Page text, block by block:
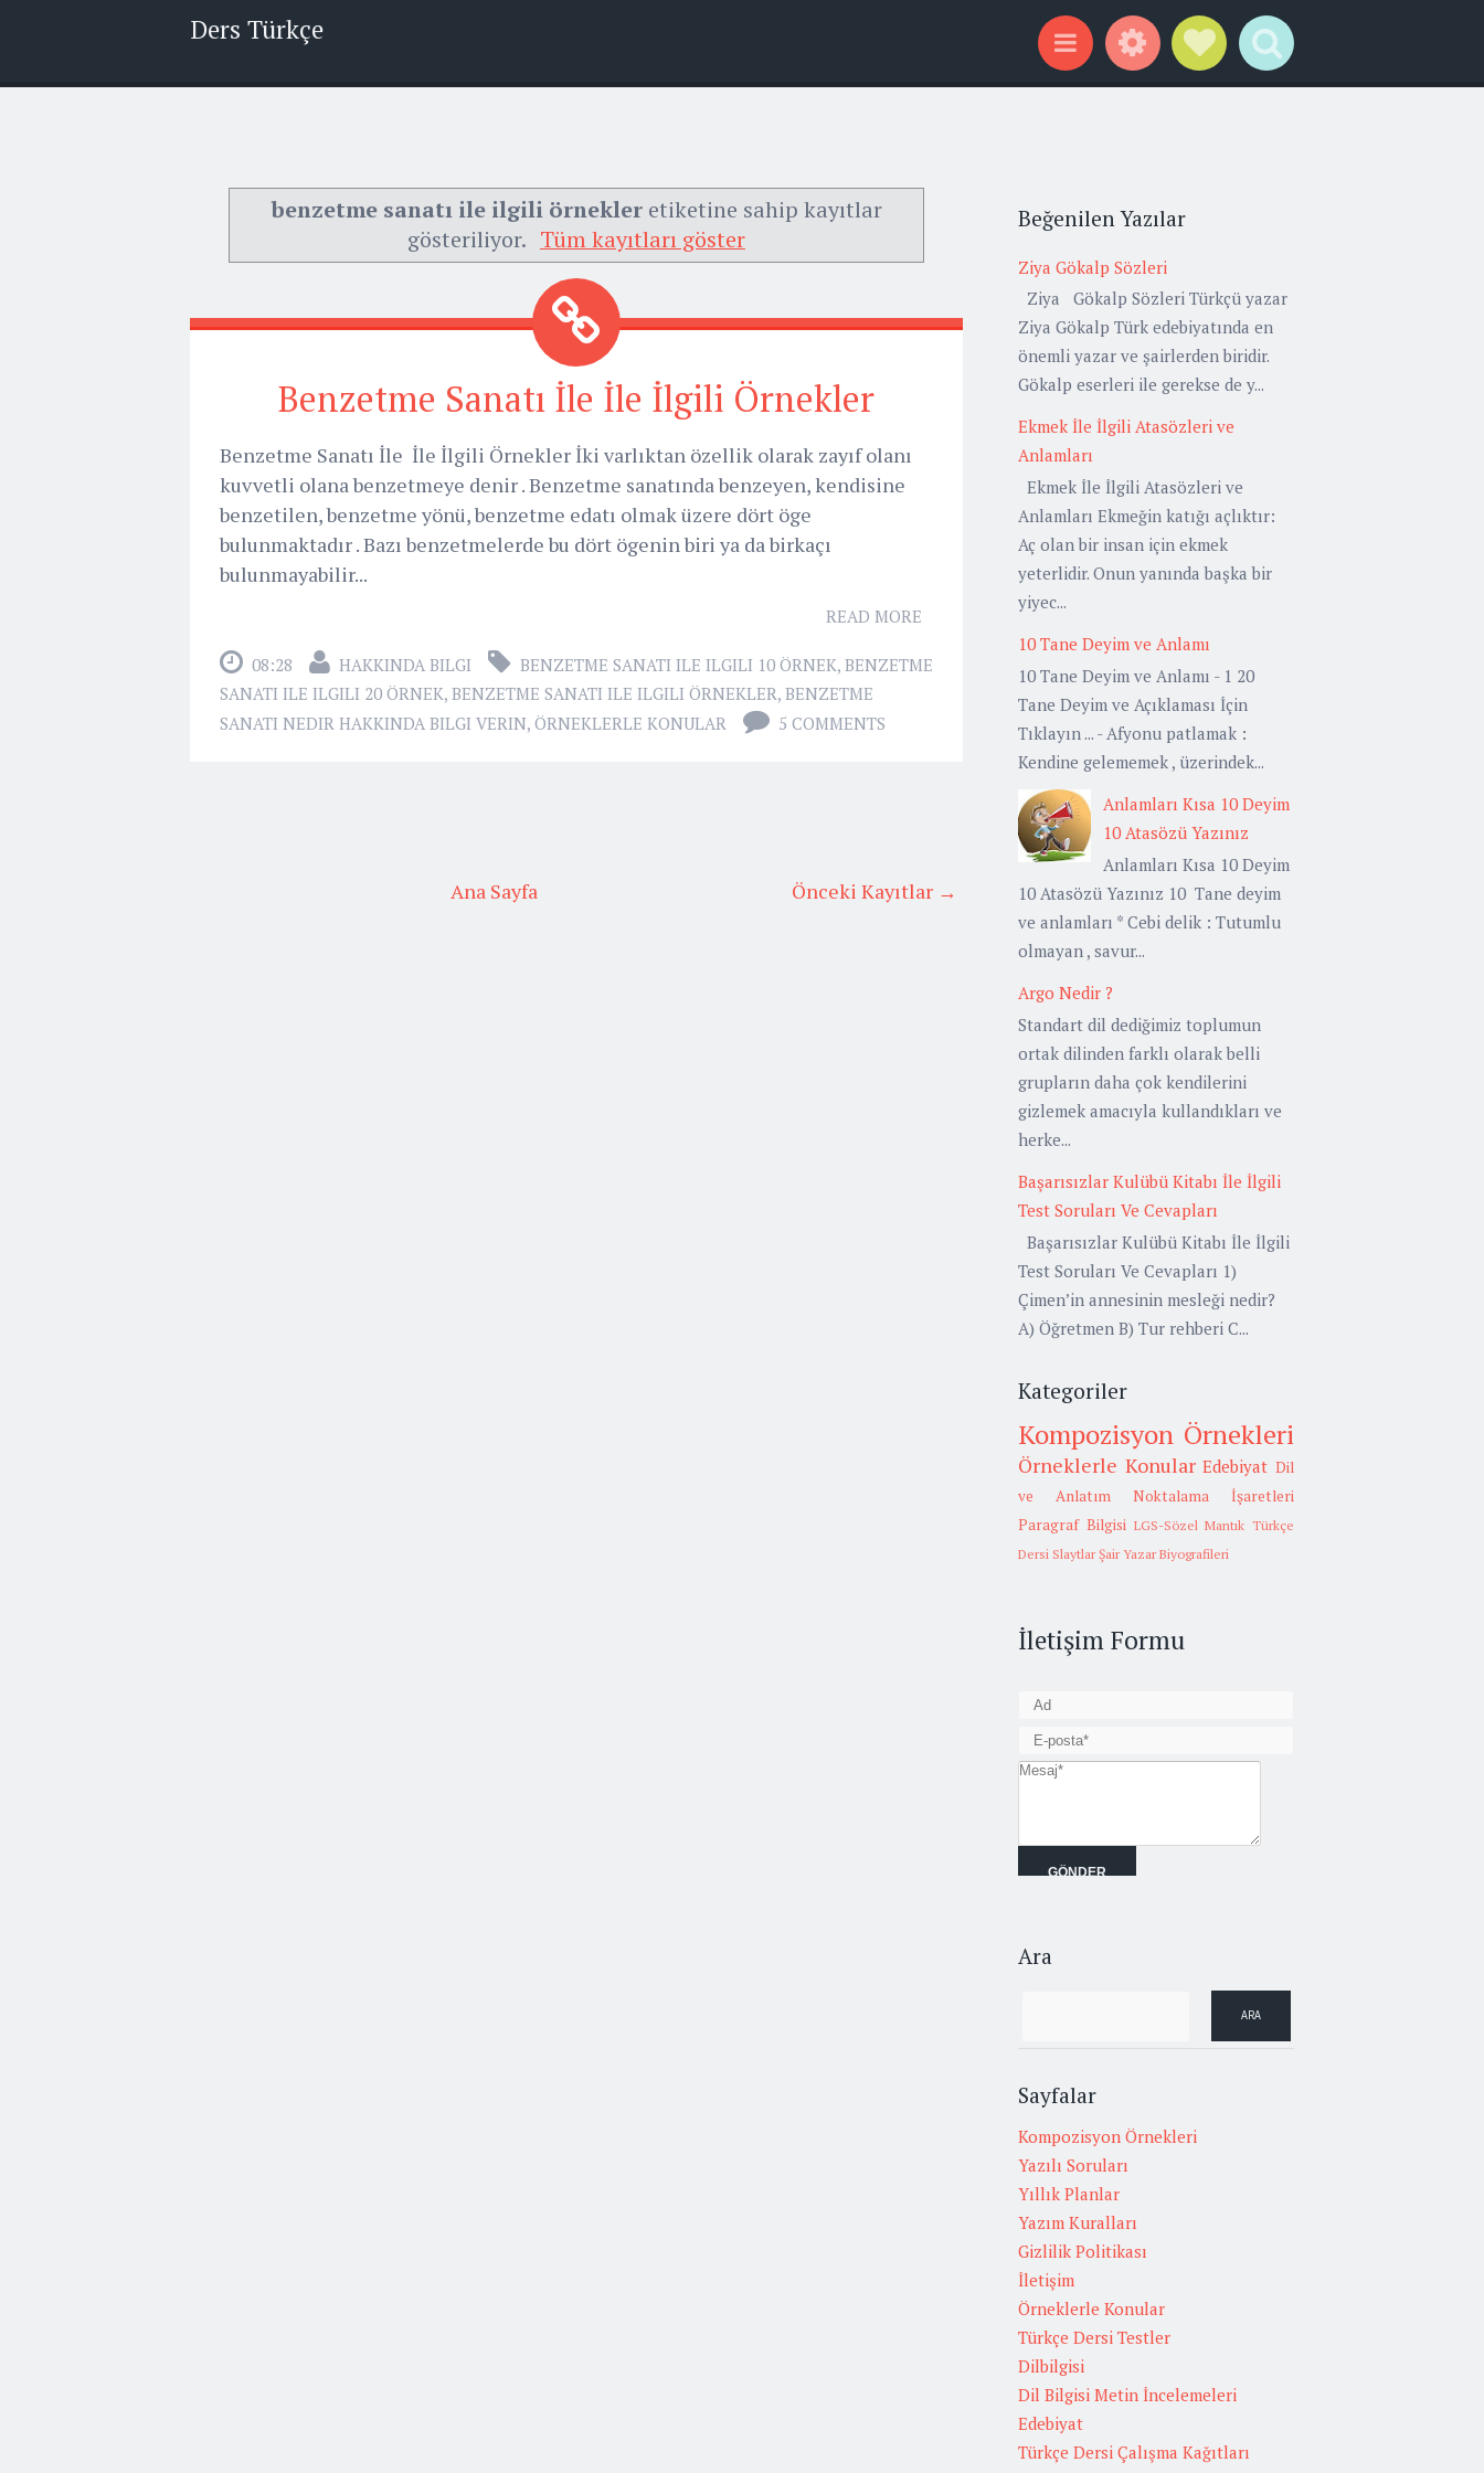
Ders Türkçe
Menu WidgetsSocial Links
Search
benzetme sanatı ile ilgili örnekleretiketine sahip kayıtlar
gösteriliyor. Tüm kayıtları göster
Benzetme Sanatı İle İle İlgili Örnekler
Benzetme Sanatı İle İle İlgili Örnekler İki varlıktan özellik olarak zayıf olanı
kuvvetli olana benzetmeye denir . Benzetme sanatında benzeyen, kendisine
benzetilen, benzetme yönü, benzetme edatı olmak üzere dört öge
bulunmaktadır . Bazı benzetmelerde bu dört ögenin biri ya da birkaçı
bulunmayabilir...
READ MORE
08:28 HAKKINDA BILGI BENZETME SANATI ILE ILGILI 10 ÖRNEK, BENZETME
SANATI ILE ILGILI 20 ÖRNEK, BENZETME SANATI ILE ILGILI ÖRNEKLER, BENZETME
SANATI NEDIR HAKKINDA BILGI VERIN, ÖRNEKLERLE KONULAR 5 COMMENTS
Önceki Kayıtlar →
Ana Sayfa
Beğenilen Yazılar
Ziya Gökalp Sözleri
Ziya Gökalp Sözleri Türkçü yazar
Ziya Gökalp Türk edebiyatında en
önemli yazar ve şairlerden biridir.
Gökalp eserleri ile gerekse de y...
Ekmek İle İlgili Atasözleri ve
Anlamları
Ekmek İle İlgili Atasözleri ve
Anlamları Ekmeğin katığı açlıktır:
Aç olan bir insan için ekmek
yeterlidir. Onun yanında başka bir
yiyec...
10 Tane Deyim ve Anlamı
10 Tane Deyim ve Anlamı - 1 20
Tane Deyim ve Açıklaması İçin
Tıklayın ... - Afyonu patlamak :
Kendine gelememek , üzerindek...
Anlamları Kısa 10 Deyim
10 Atasözü Yazınız
Anlamları Kısa 10 Deyim
10 Atasözü Yazınız 10 Tane deyim
ve anlamları * Cebi delik : Tutumlu
olmayan , savur...
Argo Nedir ?
Standart dil dediğimiz toplumun
ortak dilinden farklı olarak belli
grupların daha çok kendilerini
gizlemek amacıyla kullandıkları ve
herke...
Başarısızlar Kulübü Kitabı İle İlgili
Test Soruları Ve Cevapları
Başarısızlar Kulübü Kitabı İle İlgili
Test Soruları Ve Cevapları 1)
Çimen’in annesinin mesleği nedir?
A) Öğretmen B) Tur rehberi C...
Kategoriler
Kompozisyon Örnekleri
Örneklerle Konular Edebiyat Dil
ve Anlatım
Noktalama İşaretleri
Paragraf Bilgisi LGS-Sözel Mantık Türkçe
Dersi Slaytlar Şair Yazar Biyografileri
İletişim Formu
Ara
Sayfalar
Kompozisyon Örnekleri
Yazılı Soruları
Yıllık Planlar
Yazım Kuralları
Gizlilik Politikası
İletişim
Örneklerle Konular
Türkçe Dersi Testler
Dilbilgisi
Dil Bilgisi Metin İncelemeleri
Edebiyat
Türkçe Dersi Çalışma Kağıtları